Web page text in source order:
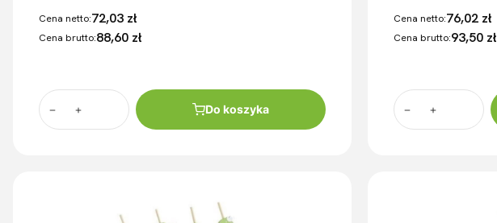
Cena netto:72,03 zł
Cena brutto:88,60 zł
Do koszyka
Cena netto:76,02 zł
Cena brutto:93,50 zł